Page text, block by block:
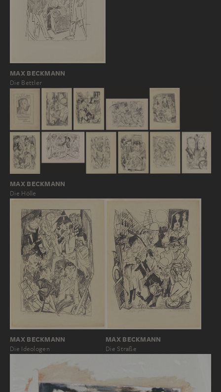
MAX BECKMANN
Die Bettler
MAX BECKMANN
Die Hölle
MAX BECKMANN
Die Ideologen
MAX BECKMANN
Die Straße